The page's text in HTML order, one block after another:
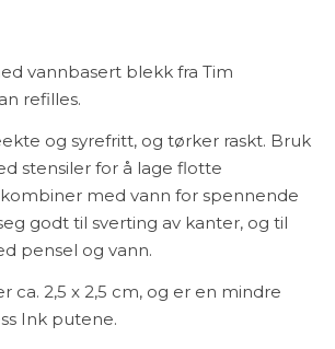
vannbasert blekk fra Tim
refilles.
og syrefritt, og tørker raskt. Bruk
stensiler for å lage flotte
med vann for spennende
godt til sverting av kanter, og til
pensel og vann.
ca. 2,5 x 2,5 cm, og er en mindre
Ink putene.